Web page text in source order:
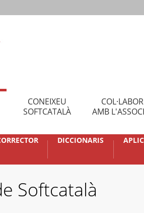
CONEIXEU
SOFTCATALÀ
AMB
DICCIONARIS
Softcatalà